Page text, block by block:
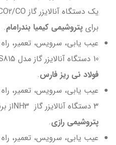
برای پتروشیمی کیمیا بندرامام.
عیب یابی، سرویس، تعمیر،
10 دستگاه آنالایزر گاز مدل S815 از برند SICK برای
فولاد نی ریز فارس.
عیب یابی، سرویس، تعمیر،
3 دستگاه آنالایزر گاز NH3از برند SICK برای
پتروشیمی رازی.
عیب یابی، سرویس، تعمیر،